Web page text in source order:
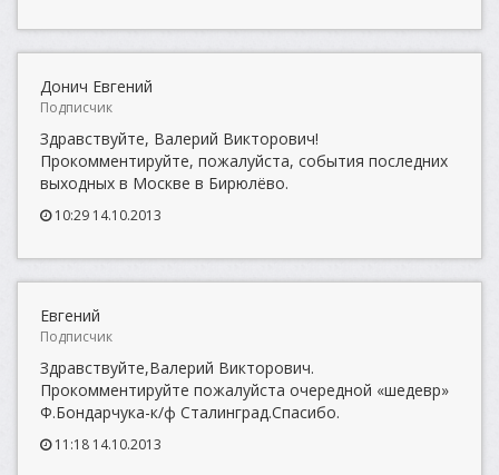
Донич Евгений
Подписчик
Здравствуйте, Валерий Викторович!
Прокомментируйте, пожалуйста, события последних
выходных в Москве в Бирюлёво.
10:29 14.10.2013
Евгений
Подписчик
Здравствуйте,Валерий Викторович.
Прокомментируйте пожалуйста очередной «шедевр»
Ф.Бондарчука-к/ф Сталинград.Спасибо.
11:18 14.10.2013